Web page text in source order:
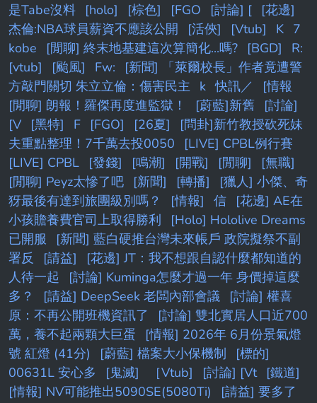
是Tabe沒料
[holo] [棕色] [FGO [討論] [
[花邊]
杰倫:NBA球員薪資不應該公開
[活俠] [Vtub] K 7
kobe
[閒聊] 終末地基建這次算簡化...嗎? [BGD]
R:
[vtub]
[颱風] Fw:
[新聞] 「萊爾校長」作者竟遭警
方敲門關切 朱立立倫：傷害民主
k 快訊／
[情報
[閒聊] 朗報！羅傑再度進監獄！
[蔚藍]新舊
[討論]
[V
[黑特] F [FGO] [26夏]
[問卦]新竹教授砍死妹
夫重點整理！7千萬去投0050
[LIVE] CPBL例行賽
[LIVE] CPBL
[發錢] [鳴潮] [開戰] [閒聊]
[無職]
[閒聊] Peyz太慘了吧
[新聞] [轉播]
[獵人] 小傑、奇
犽最後有達到旅團級別嗎？
[情報] 信
[花邊] AE在
小孩贍養費官司上取得勝利
[Holo] Hololive Dreams
已開服
[新聞] 藍白硬推台灣未來帳戶 政院擬祭不副
署反
[請益]
[花邊] JT：我不想跟自認什麼都知道的
人待一起
[討論] Kuminga怎麼才過一年 身價掉這麼
多？
[請益] DeepSeek 老闆內部會議
[討論] 權喜
原：不再公開班機資訊了
[討論] 雙北實居人口近700
萬，養不起兩顆大巨蛋
[情報] 2026年 6月份景氣燈
號 紅燈 (41分)
[蔚藍] 檔案大小保機制
[標的]
00631L 安心多
[鬼滅] ［Vtub] [討論] [Vt
[鐵道]
[情報] NV可能推出5090SE(5080Ti)
[請益] 要多了